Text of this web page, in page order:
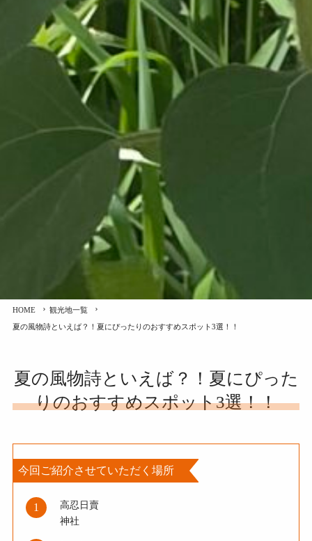
HOME 観光地一覧
夏の風物詩といえば？！夏にぴったりのおすすめスポット3選！！
夏の風物詩といえば？！夏にぴった
りのおすすめスポット3選！！
今回ご紹介させていただく場所
1
高忍日賣
神社